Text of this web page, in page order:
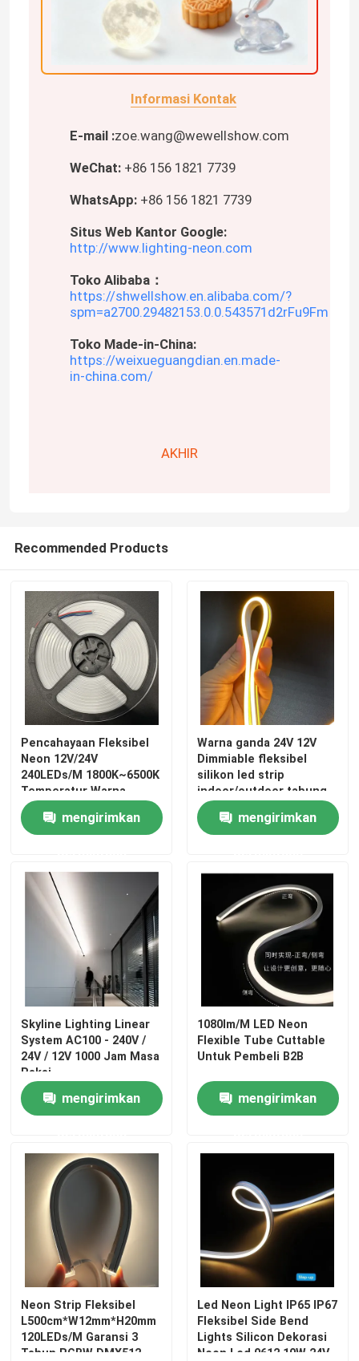
Aksesori Sensor LED
LED Neon Strip Light di luar ruangan
Informasi Kontak
E-mail :zoe.wang@wewellshow.com
WeChat: +86 156 1821 7739
WhatsApp: +86 156 1821 7739
Situs Web Kantor Google:
http://www.lighting-neon.com
Toko Alibaba：
https://shwellshow.en.alibaba.com/?
spm=a2700.29482153.0.0.543571d2rFu9Fm
Toko Made-in-China:
https://weixueguangdian.en.made-
in-china.com/
AKHIR
Recommended Products
Pencahayaan Fleksibel
Neon 12V/24V
240LEDs/M 1800K~6500K
Temperatur Warna
mengirimkan
Warna ganda 24V 12V
Dimmiable fleksibel
silikon led strip
indoor/outdoor tabung
silikon
mengirimkan
Skyline Lighting Linear
System AC100 - 240V /
24V / 12V 1000 Jam Masa
Pakai
mengirimkan
1080lm/M LED Neon
Flexible Tube Cuttable
Untuk Pembeli B2B
mengirimkan
Neon Strip Fleksibel
L500cm*W12mm*H20mm
120LEDs/M Garansi 3
Tahun RGBW DMX512
Led Neon Light IP65 IP67
Fleksibel Side Bend
Lights Silicon Dekorasi
Neon Led 0612 10W 24V